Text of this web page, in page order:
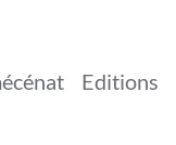
Editions